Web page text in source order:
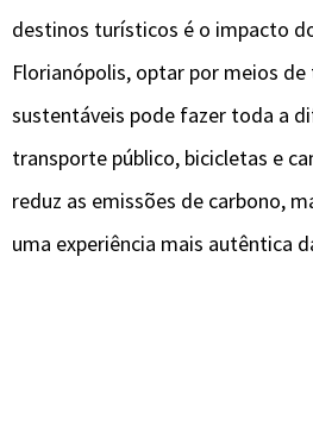
destinos turísticos é o impacto
Florianópolis, optar por meios
sustentáveis pode fazer toda a
transporte público, bicicletas e
reduz as emissões de carbono,
uma experiência mais autêntica